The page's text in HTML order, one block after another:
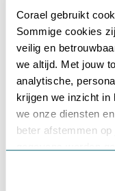
Corael gebruikt
Sommige cookies
veilig en
we altijd. Met jouw
analytische,
krijgen we inzicht in
we onze diensten
beter afstemmen
Klik op ‘OK’ om
(DJB)
Maak
voort
of
Schiet
op
perfect
(WP)
Gebruikersnaam
Wachtwoord*